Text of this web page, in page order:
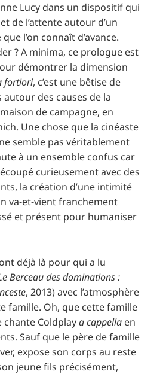
Lucy dans un dispositif qui
de l’attente autour d’un
l’on connaît d’avance.
? A minima, ce prologue est
démontrer la dimension
fortiori, c’est une bêtise de
des causes de la
de campagne, en
Une chose que la cinéaste
semble pas véritablement
à un ensemble confus car
curieusement avec des
la création d’une intimité
va-et-vient franchement
et présent pour humaniser
déjà là pour qui a lu
Berceau des dominations :
, 2013) avec l’atmosphère
famille. Oh, que cette famille
chante Coldplaya cappella en
Sauf que le père de famille
expose son corps au reste
jeune fils précisément,